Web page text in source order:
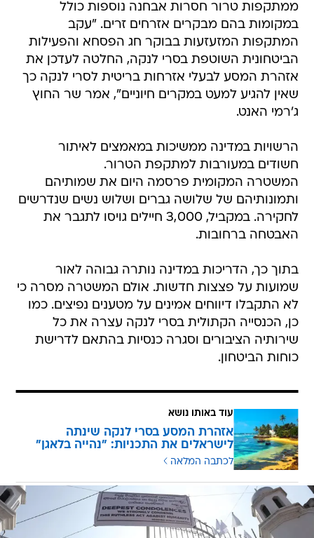
ממתקפות טרור חסרות אבחנה נוספות כולל
במקומות בהם מבקרים אזרחים זרים. "עקב
המתקפות המזעזעות בבוקר חג הפסחא והפעילות
הביטחונית השוטפת בסרי לנקה, החלטה לעדכן את
אזהרת המסע לבעלי אזרחות בריטית לסרי לנקה כך
שאין להגיע למעט במקרים חיוניים", אמר שר החוץ
ג'רמי האנט.
הרשויות במדינה ממשיכות במאמצים לאיתור
חשודים במעורבות למתקפת הטרור.
המשטרה המקומית פרסמה היום את שמותיהם
ותמונותיהם של שלושה גברים ושלוש נשים שנדרשים
לחקירה. במקביל, 3,000 חיילים גויסו לתגבר את
האבטחה ברחובות.
בתוך כך, הדריכות במדינה נותרה גבוהה לאור
שמועות על פצצות חדשות. אולם המשטרה מסרה כי
לא התקבלו דיווחים אמינים על מטענים נפיצים. כמו
כן, הכנסייה הקתולית בסרי לנקה עצרה את כל
שירותיה הציבורים וסגרה כנסיות בהתאם לדרישת
כוחות הביטחון.
עוד באותו נושא
אזהרת המסע בסרי לנקה שינתה
לישראלים את התכניות: "נהייה בלאגן"
לכתבה המלאה